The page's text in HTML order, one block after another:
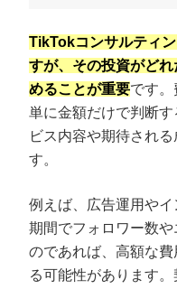
TikTokコンサルティ
すが、その投資がど
めることが重要です。
単に金額だけで判断
ビス内容や期待され
す。
例えば、広告運用や
期間でフォロワー数
のであれば、高額な
る可能性があります